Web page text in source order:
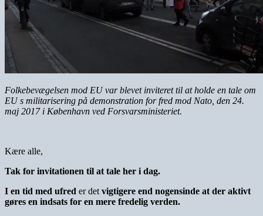
Folkebevægelsen mod EU var blevet inviteret til at holde en tale om
EU s militarisering på demonstration for fred mod Nato, den 24.
maj 2017 i København ved Forsvarsministeriet.
Kære alle,
Tak for invitationen til at tale her i dag.
I en tid med ufred er detvigtigere end nogensinde at der aktivt
gøres en indsats for en mere fredelig verden.